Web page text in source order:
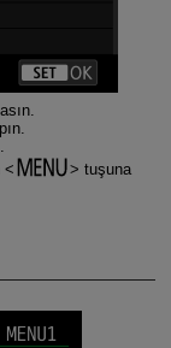
tuşuna